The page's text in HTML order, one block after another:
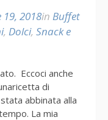
2018in Buffet
, Dolci, Snack e
Eccoci anche
di
abbinata alla
La mia